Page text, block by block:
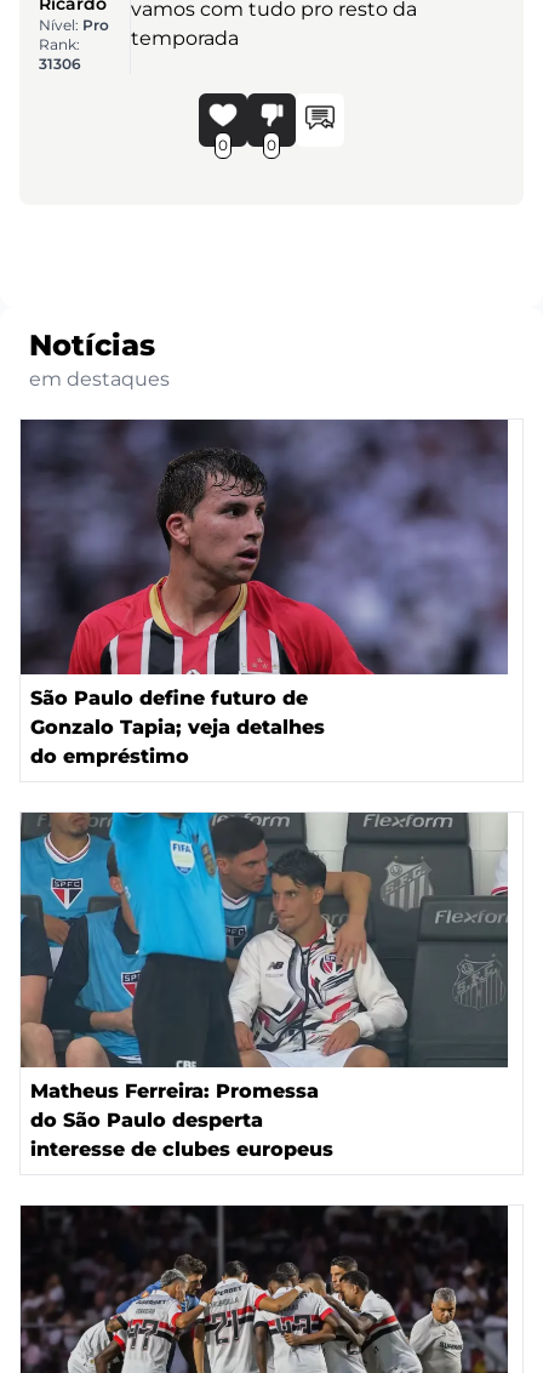
Nível: Pro
Rank:
31306
vamos com tudo pro resto da
temporada
0 0
Notícias
em destaques
São Paulo define futuro de
Gonzalo Tapia; veja detalhes
do empréstimo
Matheus Ferreira: Promessa
do São Paulo desperta
interesse de clubes europeus